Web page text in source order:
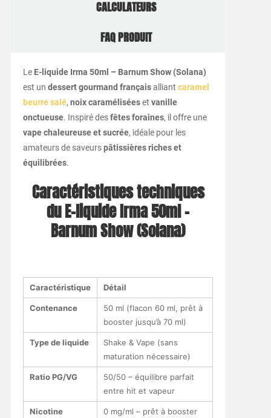
CALCULATEURS
FAQ PRODUIT
Le E-liquide Irma 50ml – Barnum Show (Solana)
est un dessert gourmand françaisalliant caramel
beurre salé, noix caraméliséeset vanille
onctueuse. Inspiré desfêtes foraines, il offre une
vape chaleureuse et sucrée, idéale pour les
amateurs de saveurspâtissières riches et
équilibrées.
Caractéristiques techniques
du E-liquide Irma 50ml –
Barnum Show (Solana)
Caractéristique Détail
Contenance
50 ml (flacon 60 ml, prêt à
booster jusqu’à 70 ml)
Type de liquide
Shake & Vape (sans
maturation nécessaire)
Ratio PG/VG
50/50 – équilibre parfait
entre hit et vapeur
Nicotine 0 mg/ml – prêt à booster